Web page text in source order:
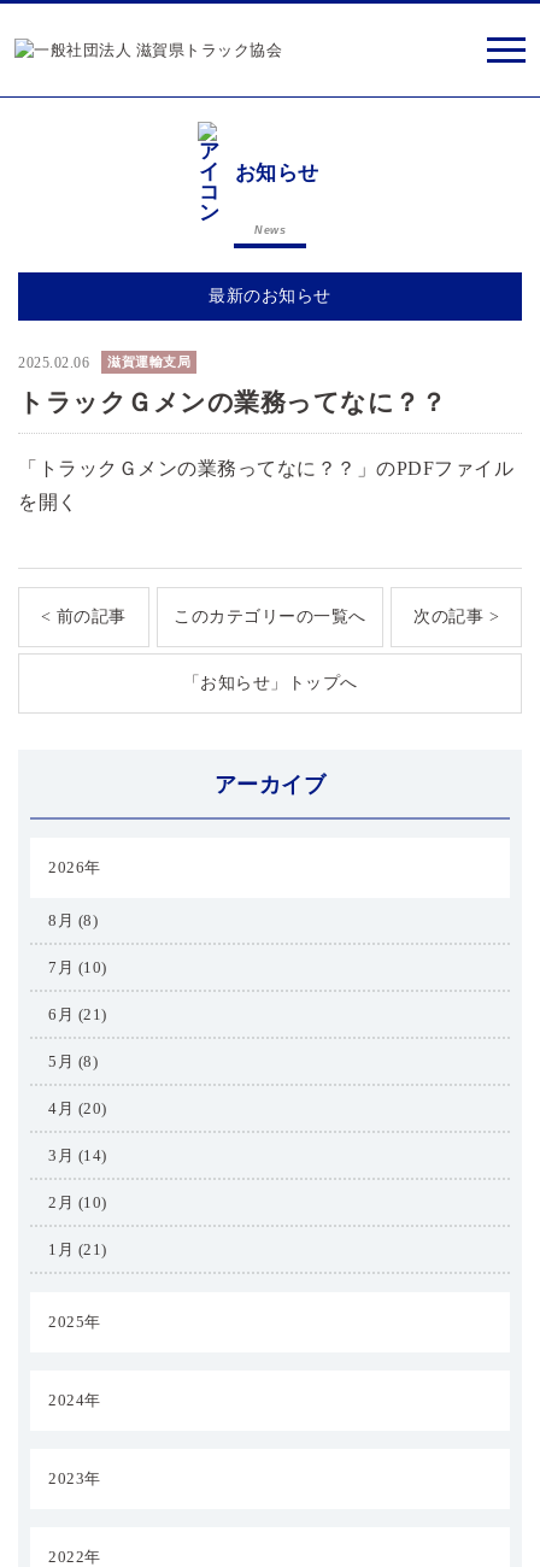
お知らせ
News
最新のお知らせ
2025.02.06 滋賀運輸支局
トラックＧメンの業務ってなに？？
「トラックＧメンの業務ってなに？？」のPDFファイル
を開く
< 前の記事 このカテゴリーの一覧へ 次の記事 >
「お知らせ」トップへ
アーカイブ
2026年
8月 (8)
7月 (10)
6月 (21)
5月 (8)
4月 (20)
3月 (14)
2月 (10)
1月 (21)
2025年
2024年
2023年
2022年